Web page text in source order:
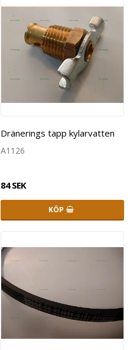
Dränerings tapp kylarvatten
A1126
84 SEK
KÖP